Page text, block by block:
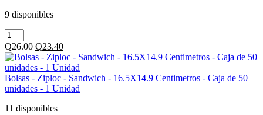
1
cantidad
12
1
Unidad
cantidad
9 disponibles
Alcohol
En
Gel
-
Silver
-
Vera
Q26.00 Original
price
was:
Q26.00.
Q23.40Current
price
is:
Q23.40.
Bolsas - Ziploc - Sandwich - 16.5X14.9 Centimetros - Caja de 50
unidades - 1 Unidad
11 disponibles